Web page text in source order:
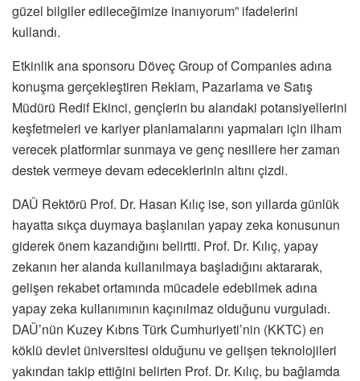
güzel bilgiler edileceğimize inanıyorum” ifadelerini
kullandı.
Etkinlik ana sponsoru Döveç Group of Companies adına
konuşma gerçekleştiren Reklam, Pazarlama ve Satış
Müdürü Redif Ekinci, gençlerin bu alandaki potansiyellerini
keşfetmeleri ve kariyer planlamalarını yapmaları için ilham
verecek platformlar sunmaya ve genç nesillere her zaman
destek vermeye devam edeceklerinin altını çizdi.
DAÜ Rektörü Prof. Dr. Hasan Kılıç ise, son yıllarda günlük
hayatta sıkça duymaya başlanılan yapay zeka konusunun
giderek önem kazandığını belirtti. Prof. Dr. Kılıç, yapay
zekanın her alanda kullanılmaya başladığını aktararak,
gelişen rekabet ortamında mücadele edebilmek adına
yapay zeka kullanımının kaçınılmaz olduğunu vurguladı.
DAÜ’nün Kuzey Kıbrıs Türk Cumhuriyeti’nin (KKTC) en
köklü devlet üniversitesi olduğunu ve gelişen teknolojileri
yakından takip ettiğini belirten Prof. Dr. Kılıç, bu bağlamda